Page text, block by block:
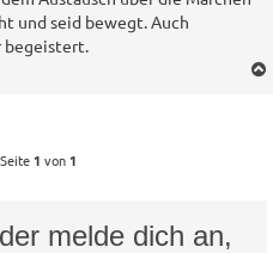
und seid bewegt. Auch
begeistert.
1 von 1
melde dich an,